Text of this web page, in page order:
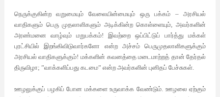
நெருக்குகின்ற வறுமையும் வேலையின்மையும் ஒரு பக்கம் –அரசியல்
வாதிகளும் பெரு முதலாளிகளும் அடிக்கின்ற கொள்ளையும், அவர்களின்
அரண்மனை
வாழ்வும் மறுபக்கம்! இவற்றை ஒப்பிட்டுப் பார்த்து
மக்கள்
புரட்சியில்
இறங்கிவிடுவார்களோ என்ற அச்சம்
பெருமுதலாளிகளுக்கும்
அரசியல் வாதிகளுக்கும்! மக்களின் கவனத்தை மடைமாற்றத் தான் தேர்தல்
திருவிழா; ”வாக்களிப்பது கடமை” என்ற அவர்களின் புனிதப் பேச்சுகள்.
ஊழலுக்குப் பழகிப் போன மக்களை உருவாக்க வேண்டும். ஊழலை ஏற்கும்